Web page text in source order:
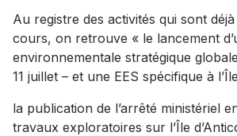
Au registre des activités qui sont
cours, on retrouve « le lancement
environnementale stratégique
11 juillet – et une EES spécifique à
la publication de l’arrêté ministériel
travaux exploratoires sur l’Île